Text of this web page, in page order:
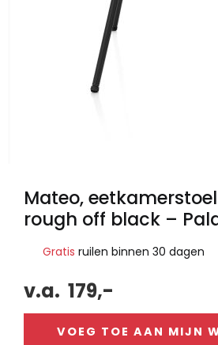
Mateo,
rough off black –
Gratis ruilen binnen 30 dagen
v.a. 179,-
VOEG TOE AAN MIJN